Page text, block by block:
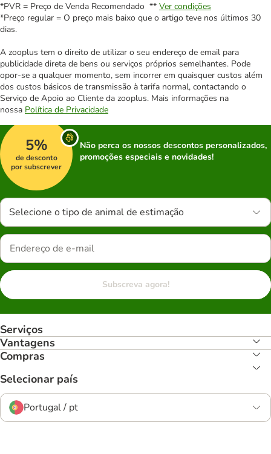
*PVR = Preço de Venda Recomendado ** Ver condições
*Preço regular = O preço mais baixo que o artigo teve nos últimos 30
dias.
A zooplus tem o direito de utilizar o seu endereço de email para
publicidade direta de bens ou serviços próprios semelhantes. Pode
opor-se a qualquer momento, sem incorrer em quaisquer custos além
dos custos básicos de transmissão à tarifa normal, contactando o
Serviço de Apoio ao Cliente da zooplus. Mais informações na
nossa Política de Privacidade
5%
de desconto
por subscrever
Não perca os nossos descontos personalizados,
promoções especiais e novidades!
Selecione o tipo de animal de estimação
Subscreva agora!
Serviços
Vantagens
Compras
Selecionar país
Portugal / pt